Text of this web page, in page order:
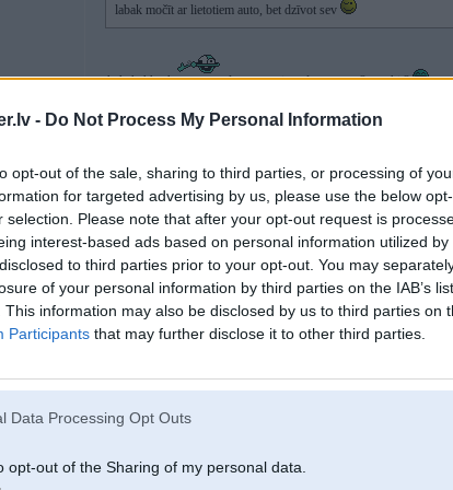
- Do Not Process My Personal Information
opt-out of the sale, sharing to third parties, or processing of
for targeted advertising by us, please use the below
selection. Please note that after your opt-out request is
interest-based ads based on personal information utilized
to third parties prior to your opt-out. You may
of your personal information by third parties on the IAB’s
This information may also be disclosed by us to third parties on
Participants that may further disclose it to other third parties.
Data Processing Opt Outs
opt-out of the Sharing of my personal data.
labak močīt ar lietotiem auto, bet dzīvot sev
aahahahahhaah dzīvot sev ir sēdēt powerā? no shit?
Spama topika iemītniekiem noteikti